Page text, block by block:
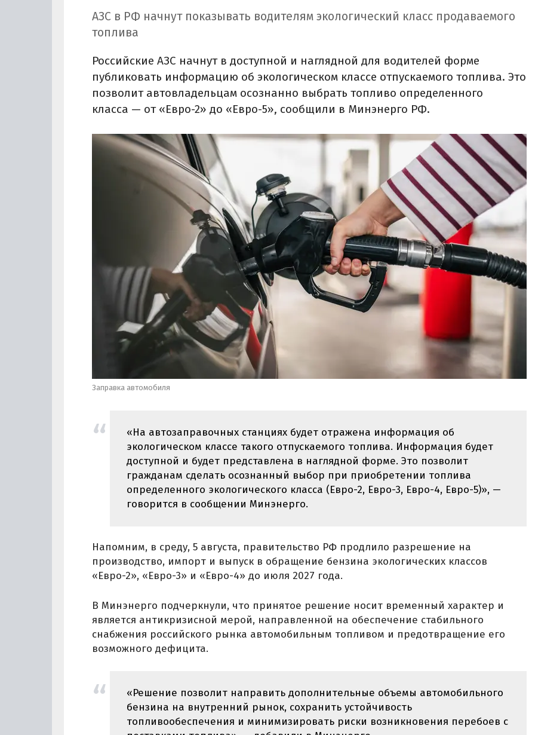
АЗС в РФ начнут показывать водителям экологический класс продаваемого
топлива
Российские АЗС начнут в доступной и наглядной для водителей форме
публиковать информацию об экологическом классе отпускаемого топлива. Это
позволит автовладельцам осознанно выбрать топливо определенного
класса — от «Евро-2» до «Евро-5», сообщили в Минэнерго РФ.
Заправка автомобиля
«На автозаправочных станциях будет отражена информация об
экологическом классе такого отпускаемого топлива. Информация будет
доступной и будет представлена в наглядной форме. Это позволит
гражданам сделать осознанный выбор при приобретении топлива
определенного экологического класса (Евро-2, Евро-3, Евро-4, Евро-5)», —
говорится в сообщении Минэнерго.
Напомним, в среду, 5 августа, правительство РФ продлило разрешение на
производство, импорт и выпуск в обращение бензина экологических классов
«Евро-2», «Евро-3» и «Евро-4» до июля 2027 года.
В Минэнерго подчеркнули, что принятое решение носит временный характер и
является антикризисной мерой, направленной на обеспечение стабильного
снабжения российского рынка автомобильным топливом и предотвращение его
возможного дефицита.
«Решение позволит направить дополнительные объемы автомобильного
бензина на внутренний рынок, сохранить устойчивость
топливообеспечения и минимизировать риски возникновения перебоев с